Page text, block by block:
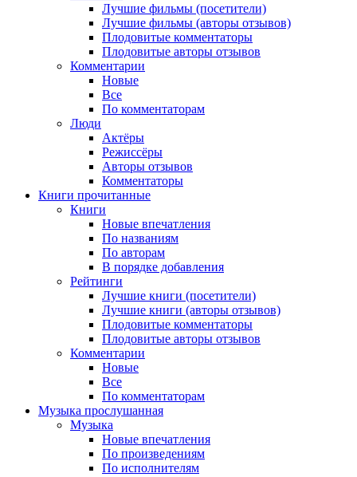
Лучшие фильмы (посетители)
Лучшие фильмы (авторы отзывов)
Плодовитые комментаторы
Плодовитые авторы отзывов
Комментарии
Новые
Все
По комментаторам
Люди
Актёры
Режиссёры
Авторы отзывов
Комментаторы
Книги прочитанные
Книги
Новые впечатления
По названиям
По авторам
В порядке добавления
Рейтинги
Лучшие книги (посетители)
Лучшие книги (авторы отзывов)
Плодовитые комментаторы
Плодовитые авторы отзывов
Комментарии
Новые
Все
По комментаторам
Музыка прослушанная
Музыка
Новые впечатления
По произведениям
По исполнителям